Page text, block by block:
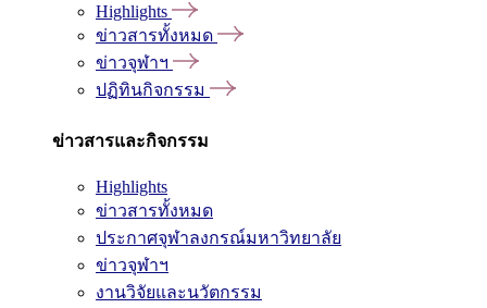
Highlights
ข่าวสารทั้งหมด
ข่าวจุฬาฯ
ปฏิทินกิจกรรม
ข่าวสารและกิจกรรม
Highlights
ข่าวสารทั้งหมด
ประกาศจุฬาลงกรณ์มหาวิทยาลัย
ข่าวจุฬาฯ
งานวิจัยและนวัตกรรม